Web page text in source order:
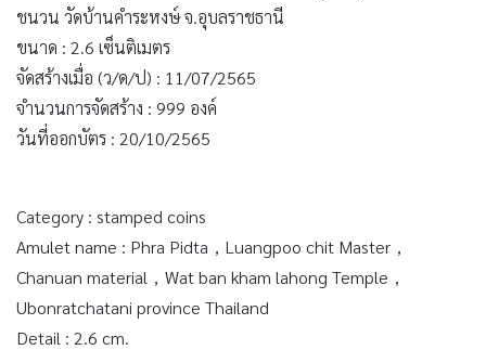
ชนวน วัดบ้านคำระหงษ์ จ.อุบลราชธานี
ขนาด : 2.6 เซ็นติเมตร
จัดสร้างเมื่อ (ว/ด/ป) : 11/07/2565
จำนวนการจัดสร้าง : 999 องค์
วันที่ออกบัตร : 20/10/2565
Category : stamped coins
Amulet name : Phra Pidta，Luangpoo chit Master，
Chanuan material，Wat ban kham lahong Temple，
Ubonratchatani province Thailand
Detail : 2.6 cm.